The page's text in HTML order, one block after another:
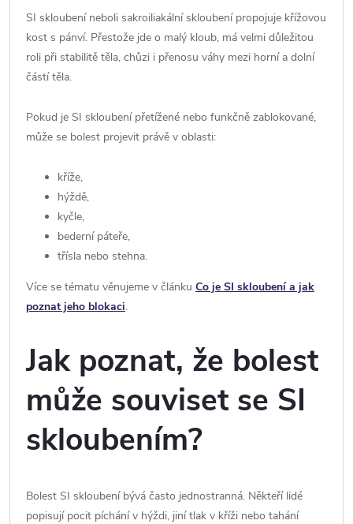
SI skloubení neboli sakroiliakální skloubení propojuje křížovou
kost s pánví. Přestože jde o malý kloub, má velmi důležitou
roli při stabilitě těla, chůzi i přenosu váhy mezi horní a dolní
částí těla.
Pokud je SI skloubení přetížené nebo funkčně zablokované,
může se bolest projevit právě v oblasti:
kříže,
hýždě,
kyčle,
bederní páteře,
třísla nebo stehna.
Více se tématu věnujeme v článku Co je SI skloubení a jak
poznat jeho blokaci.
Jak poznat, že bolest
může souviset se SI
skloubením?
Bolest SI skloubení bývá často jednostranná. Někteří lidé
popisují pocit píchání v hýždi, jiní tlak v kříži nebo tahání